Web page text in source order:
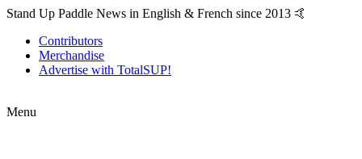
Stand Up Paddle News in English & French since 2013 🤙
Contributors
Merchandise
Advertise with TotalSUP!
Menu